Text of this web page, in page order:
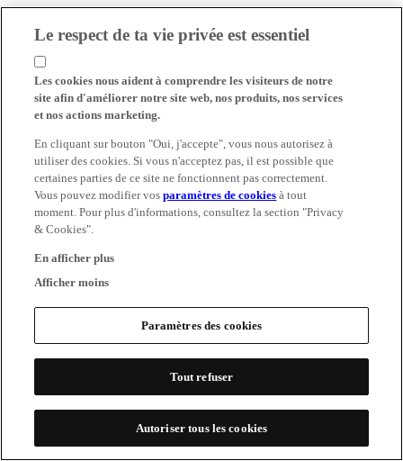
Le respect de ta vie privée est essentiel
Les cookies nous aident à comprendre les visiteurs de notre
site afin d'améliorer notre site web, nos produits, nos services
et nos actions marketing.
En cliquant sur bouton "Oui, j'accepte", vous nous autorisez à
utiliser des cookies. Si vous n'acceptez pas, il est possible que
certaines parties de ce site ne fonctionnent pas correctement.
Vous pouvez modifier vosparamètres de cookies à tout
moment. Pour plus d'informations, consultez la section "Privacy
& Cookies".
En afficher plus
Afficher moins
Paramètres des cookies
Tout refuser
Autoriser tous les cookies